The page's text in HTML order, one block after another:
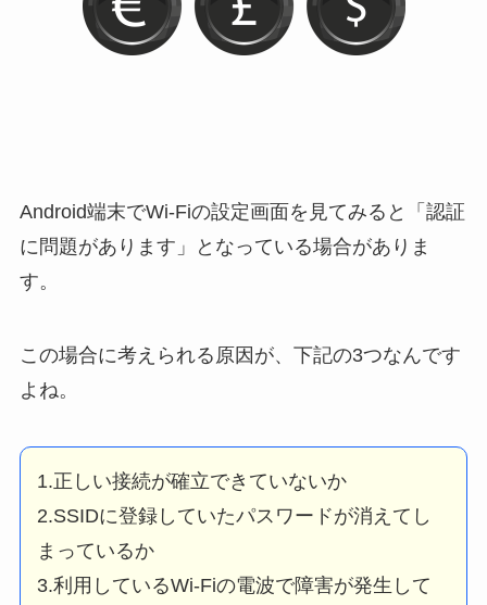
Android端末でWi-Fiの設定画面を見てみると「認証
に問題があります」となっている場合がありま
す。
この場合に考えられる原因が、下記の3つなんです
よね。
1.正しい接続が確立できていないか
2.SSIDに登録していたパスワードが消えてし
まっているか
3.利用しているWi-Fiの電波で障害が発生して